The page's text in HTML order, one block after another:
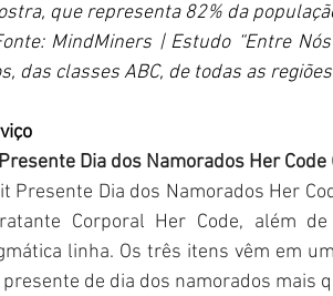
que representa 82% da
MindMiners | Estudo “Entre
das classes ABC, de todas as
Dia dos Namorados Her
Presente Dia dos Namorados Her
Corporal Her Code, além
linha. Os três itens vêm em
presente de dia dos namorados mais